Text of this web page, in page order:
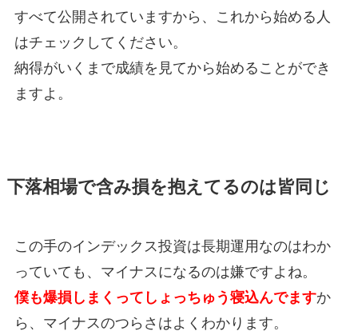
すべて公開されていますから、これから始める人
はチェックしてください。
納得がいくまで成績を見てから始めることができ
ますよ。
下落相場で含み損を抱えてるのは皆同じ
この手のインデックス投資は長期運用なのはわか
っていても、マイナスになるのは嫌ですよね。
僕も爆損しまくってしょっちゅう寝込んでますか
ら、マイナスのつらさはよくわかります。